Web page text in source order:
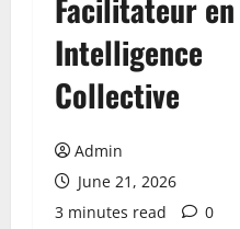
Facilitateur en
Intelligence
Collective
Admin
June 21, 2026
3 minutes read
0